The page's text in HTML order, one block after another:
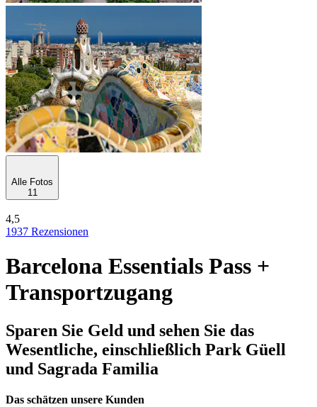
Alle Fotos
11
4,5
1937 Rezensionen
Barcelona Essentials Pass +
Transportzugang
Sparen Sie Geld und sehen Sie das
Wesentliche, einschließlich Park Güell
und Sagrada Familia
Das schätzen unsere Kunden